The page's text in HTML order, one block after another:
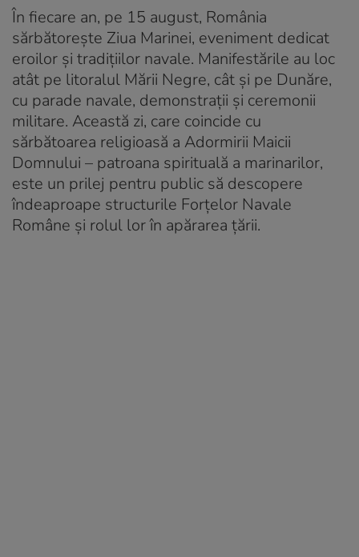
În fiecare an, pe 15 august, România
sărbătorește Ziua Marinei, eveniment dedicat
eroilor și tradițiilor navale. Manifestările au loc
atât pe litoralul Mării Negre, cât și pe Dunăre,
cu parade navale, demonstrații și ceremonii
militare. Această zi, care coincide cu
sărbătoarea religioasă a Adormirii Maicii
Domnului – patroana spirituală a marinarilor,
este un prilej pentru public să descopere
îndeaproape structurile Forțelor Navale
Române și rolul lor în apărarea țării.